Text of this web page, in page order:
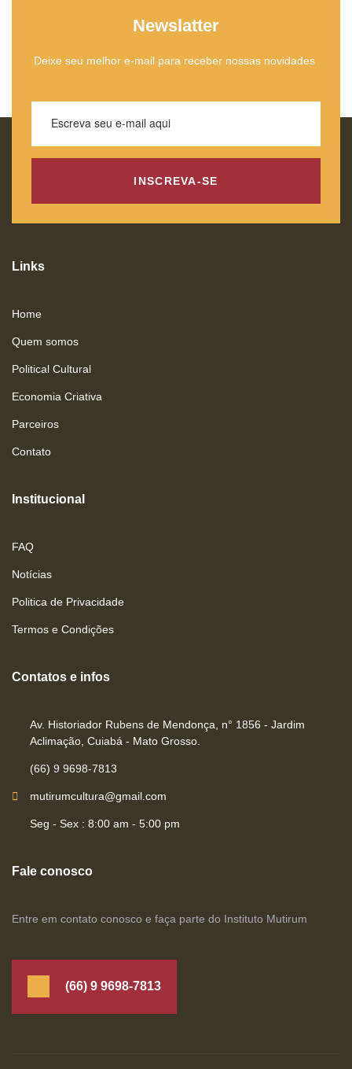
Newslatter
Deixe seu melhor e-mail para receber nossas novidades
INSCREVA-SE
Links
Home
Quem somos
Political Cultural
Economia Criativa
Parceiros
Contato
Institucional
FAQ
Notícias
Politica de Privacidade
Termos e Condições
Contatos e infos
Av. Historiador Rubens de Mendonça, n° 1856 - Jardim
Aclimação, Cuiabá - Mato Grosso.
(66) 9 9698-7813
mutirumcultura@gmail.com
Seg - Sex : 8:00 am - 5:00 pm
Fale conosco
Entre em contato conosco e faça parte do Instituto Mutirum
(66) 9 9698-7813